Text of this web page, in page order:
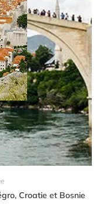
Croatie et Bosnie